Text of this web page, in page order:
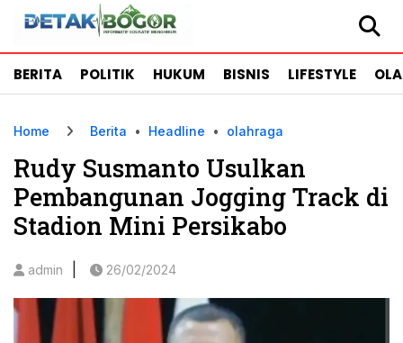
BERITA POLITIK HUKUM BISNIS LIFESTYLE
Home Berita • Headline • olahraga
Rudy Susmanto Usulkan
Pembangunan Jogging Track di
Stadion Mini Persikabo
admin 26/02/2024